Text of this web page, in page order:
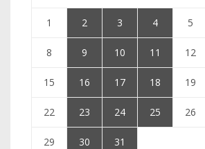
1 2 3 4 5
8 9 10 11 12
15 16 17 18 19
22 23 24 25 26
29 30
31